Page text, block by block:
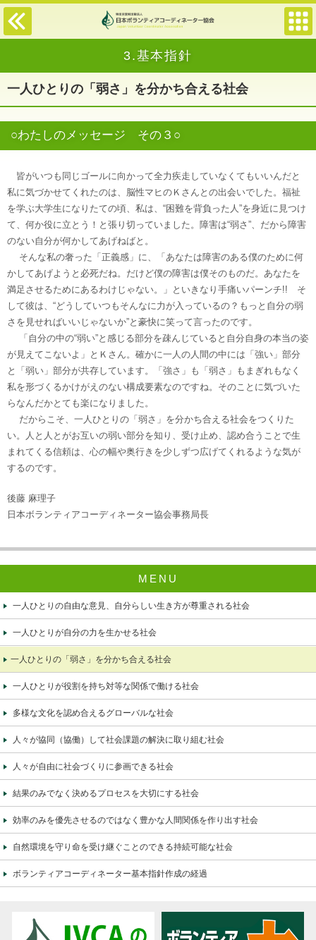
3.基本指針
一人ひとりの「弱さ」を分かち合える社会
○わたしのメッセージ その３○
皆がいつも同じゴールに向かって全力疾走していなくてもいいんだと
私に気づかせてくれたのは、脳性マヒのＫさんとの出会いでした。福祉
を学ぶ大学生になりたての頃、私は、“困難を背負った人”を身近に見つけ
て、何か役に立とう！と張り切っていました。障害は“弱さ”、だから障害
のない自分が何かしてあげねばと。
そんな私の奢った「正義感」に、「あなたは障害のある僕のために何
かしてあげようと必死だね。だけど僕の障害は僕そのものだ。あなたを
満足させるためにあるわけじゃない。」といきなり手痛いパーンチ!! そ
して彼は、“どうしていつもそんなに力が入っているの？もっと自分の弱
さを見せればいいじゃないか”と豪快に笑って言ったのです。
「自分の中の“弱い”と感じる部分を疎んじていると自分自身の本当の姿
が見えてこないよ」とＫさん。確かに一人の人間の中には「強い」部分
と「弱い」部分が共存しています。「強さ」も「弱さ」もまぎれもなく
私を形づくるかけがえのない構成要素なのですね。そのことに気づいた
らなんだかとても楽になりました。
だからこそ、一人ひとりの「弱さ」を分かち合える社会をつくりた
い。人と人とがお互いの弱い部分を知り、受け止め、認め合うことで生
まれてくる信頼は、心の幅や奥行きを少しずつ広げてくれるような気が
するのです。
後藤 麻理子
日本ボランティアコーディネーター協会事務局長
MENU
一人ひとりの自由な意見、自分らしい生き方が尊重される社会
一人ひとりが自分の力を生かせる社会
一人ひとりの「弱さ」を分かち合える社会
一人ひとりが役割を持ち対等な関係で働ける社会
多様な文化を認め合えるグローバルな社会
人々が協同（協働）して社会課題の解決に取り組む社会
人々が自由に社会づくりに参画できる社会
結果のみでなく決めるプロセスを大切にする社会
効率のみを優先させるのではなく豊かな人間関係を作り出す社会
自然環境を守り命を受け継ぐことのできる持続可能な社会
ボランティアコーディネーター基本指針作成の経過